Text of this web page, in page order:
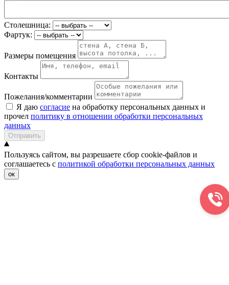
Столешница:
Фартук:
Размеры помещения
Контакты
Пожелания/комментарии
Я даю согласие на обработку персональных данных и
прочел политику в отношении обработки персональных
данных
Отправить
Пользуясь сайтом, вы разрешаете сбор cookie-файлов и
соглашаетесь с политикой обработки персональных данных
ок